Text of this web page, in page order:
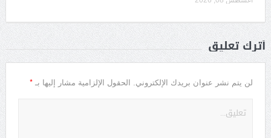
أترك تعليق
لن يتم نشر عنوان بريدك الإلكتروني. الحقول الإلزامية مشار إليها بـ *